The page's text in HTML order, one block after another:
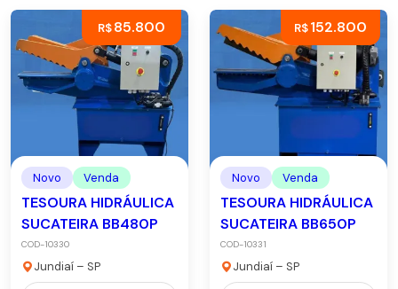
R$85.800
Novo Venda
TESOURA HIDRÁULICA
SUCATEIRA BB480P
COD-10330
Jundiaí – SP
R$152.800
Novo Venda
TESOURA HIDRÁULICA
SUCATEIRA BB650P
COD-10331
Jundiaí – SP